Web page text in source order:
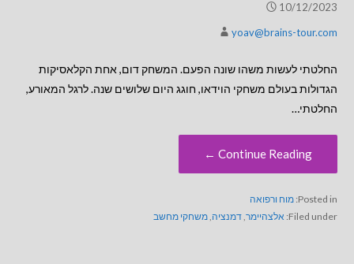
10/12/2023
yoav@brains-tour.com
החלטתי לעשות משהו שונה הפעם. המשחק דום, אחת הקלאסיקות
הגדולות בעולם משחקי הוידאו, חוגג היום שלושים שנה. לרגל המאורע,
החלטתי…
Continue Reading ←
Posted in: מוח ורפואה
Filed under: אלצהיימר,דמנציה,משחקי מחשב